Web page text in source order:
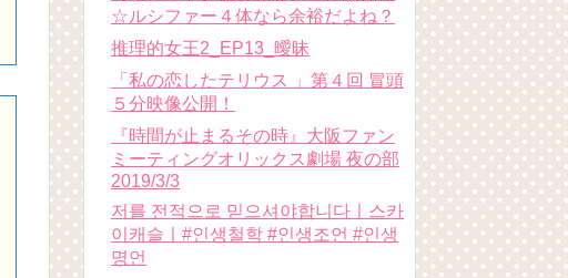
☆ルシファー４体なら余裕だよね？
推理的女王2_EP13_曖昧
「私の恋したテリウス 」第４回 冒頭
５分映像公開！
『時間が止まるその時』大阪ファン
ミーティングオリックス劇場 夜の部
2019/3/3
저를 전적으로 믿으셔야합니다ㅣ스카
이캐슬ㅣ#인생철학 #인생조언 #인생
명언